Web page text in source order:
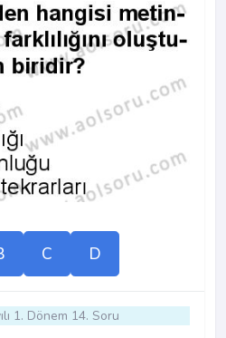
C D
1. Dönem 14. Soru